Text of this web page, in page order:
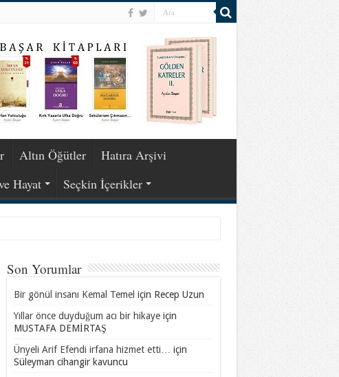
Altın Öğütler
Hatıra Arşivi
Hayat Seçkin İçerikler
Son Yorumlar
Bir gönül insanı Kemal Temel için Recep Uzun
Yıllar önce duyduğum acı bir hikayeiçin
MUSTAFA DEMİRTAŞ
Ünyeli Arif Efendi irfana hizmet etti…
için
Süleyman cihangir kavuncu